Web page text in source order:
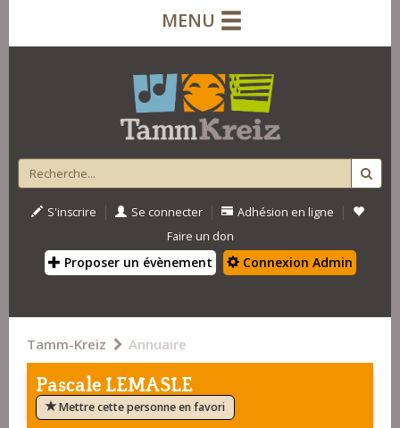
MENU
S'inscrire | Se connecter | Adhésion en ligne |
Faire un don
Proposer un évènement Connexion Admin
Tamm-Kreiz Annuaire
Pascale LEMASLE
Mettre cette personne en favori